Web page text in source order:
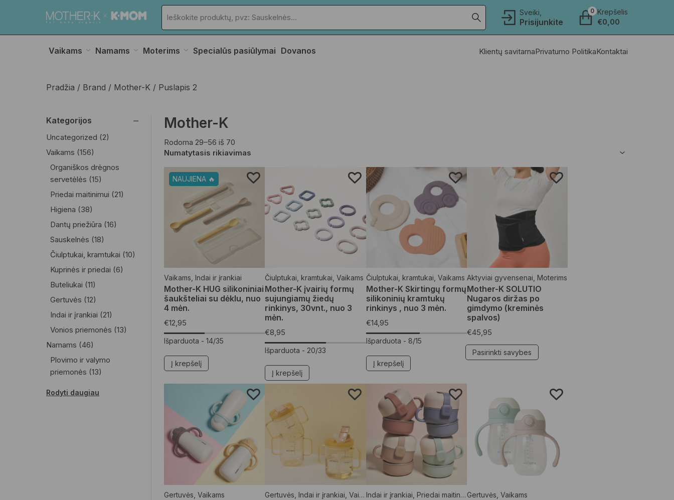
Sveiki,
Prisijunkite
Krepšelis
€0,00
0
Vaikams Namams Moterims Specialūs pasiūlymai Dovanos Klientų savitarnaPrivatumo PolitikaKontaktai
Pradžia Brand Mother-K Puslapis 2
Mother-K
Rodoma 29–56 iš 70
NAUJIENA 🔥
Vaikams Indai ir įrankiai
Mother-K HUG silikoniniai
šaukšteliai su dėklu, nuo
4 mėn.
€12,95
Išparduota - 14/35
Į krepšelį
Čiulptukai, kramtukai ,Vaikams
Mother-K įvairių formų
sujungiamų žiedų
rinkinys, 30vnt., nuo 3
mėn.
€8,95
Išparduota - 20/33
Į krepšelį
Čiulptukai, kramtukai Vaikams
Mother-K Skirtingų formų
silikoninių kramtukų
rinkinys , nuo 3 mėn.
€14,95
Išparduota - 8/15
Į krepšelį
Aktyviai gyvensenai Moterims
Mother-K SOLUTIO
Nugaros diržas po
gimdymo (kreminės
spalvos)
€45,95
Pasirinkti savybes
Gertuvės Vaikams Gertuvės ,Indai ir įrankiai ,Vaikams Indai ir įrankiai Priedai maitinimui ,Vaikams
Gertuvės Vaikams
Kategorijos
Uncategorized (2)
Vaikams (156)
Organiškos drėgnos
servetėlės (15)
Priedai maitinimui (21)
Higiena (38)
Dantų priežiūra (16)
Sauskelnės (18)
Čiulptukai, kramtukai (10)
Kuprinės ir priedai (6)
Buteliukai (11)
Gertuvės (12)
Indai ir įrankiai (21)
Vonios priemonės (13)
Namams (46)
Plovimo ir valymo
priemonės (13)
Namų reikmenys
Rodyti daugiau